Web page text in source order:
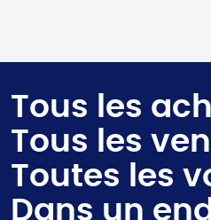
Tous les
Tous les
Toutes les
Dans un